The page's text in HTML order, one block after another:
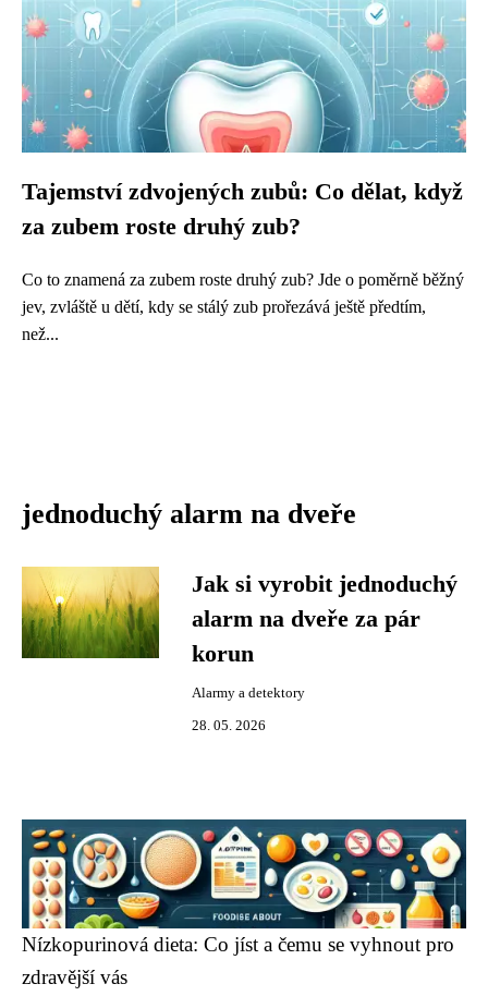
Tajemství zdvojených zubů: Co dělat, když
za zubem roste druhý zub?
Co to znamená za zubem roste druhý zub? Jde o poměrně běžný
jev, zvláště u dětí, kdy se stálý zub prořezává ještě předtím,
než...
jednoduchý alarm na dveře
Jak si vyrobit jednoduchý
alarm na dveře za pár
korun
Alarmy a detektory
28. 05. 2026
Nízkopurinová dieta: Co jíst a čemu se vyhnout pro
zdravější vás